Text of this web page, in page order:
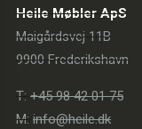
Heile Møbler ApS
Maigårdsvej 11B
9900 Frederikshavn
T: +45 98 42 01 75
M: info@heile.dk